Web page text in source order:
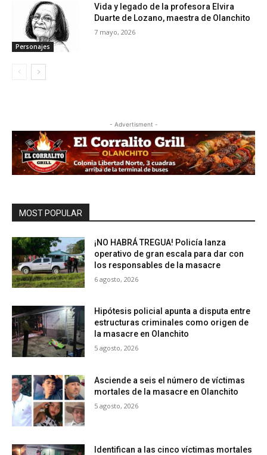
Personajes
Vida y legado de la profesora Elvira
Duarte de Lozano, maestra de Olanchito
7 mayo, 2026
- Advertisment -
MOST POPULAR
¡NO HABRÁ TREGUA! Policía lanza
operativo de gran escala para dar con
los responsables de la masacre
6 agosto, 2026
Hipótesis policial apunta a disputa entre
estructuras criminales como origen de
la masacre en Olanchito
5 agosto, 2026
Asciende a seis el número de víctimas
mortales de la masacre en Olanchito
5 agosto, 2026
Identifican a las cinco víctimas mortales